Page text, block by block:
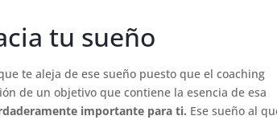
tu sueño
te aleja de ese sueño puesto que el coaching
de un objetivo que contiene la esencia de esa
importante para ti. Ese sueño al